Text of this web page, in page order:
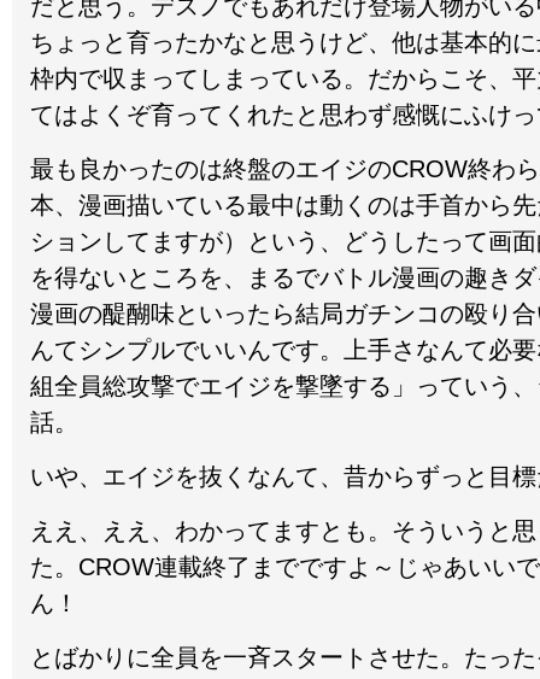
だと思う。デスノでもあれだけ登場人物がい
ちょっと育ったかなと思うけど、他は基本的
枠内で収まってしまっている。だからこそ、
てはよくぞ育ってくれたと思わず感慨にふけ
最も良かったのは終盤のエイジのCROW終わ
本、漫画描いている最中は動くのは手首から
ションしてますが）という、どうしたって画
を得ないところを、まるでバトル漫画の趣き
漫画の醍醐味といったら結局ガチンコの殴り
んてシンプルでいいんです。上手さなんて必
組全員総攻撃でエイジを撃墜する」っていう
話。
いや、エイジを抜くなんて、昔からずっと目
ええ、ええ、わかってますとも。そういうと
た。CROW連載終了までですよ～じゃあいい
ん！
とばかりに全員を一斉スタートさせた。たっ